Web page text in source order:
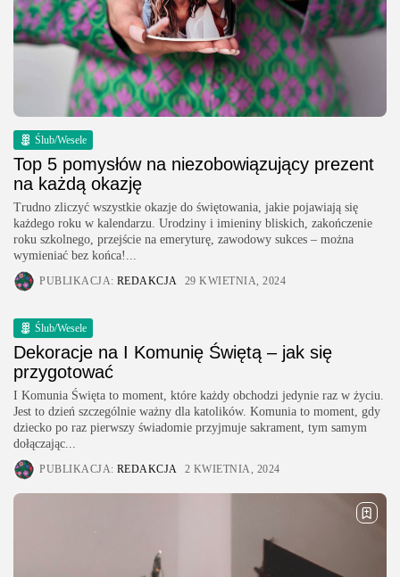
Ślub/Wesele
Top 5 pomysłów na niezobowiązujący prezent
na każdą okazję
Trudno zliczyć wszystkie okazje do świętowania, jakie pojawiają się
każdego roku w kalendarzu. Urodziny i imieniny bliskich, zakończenie
roku szkolnego, przejście na emeryturę, zawodowy sukces – można
wymieniać bez końca!...
PUBLIKACJA: REDAKCJA 29 KWIETNIA, 2024
Ślub/Wesele
Dekoracje na I Komunię Świętą – jak się
przygotować
I Komunia Święta to moment, które każdy obchodzi jedynie raz w życiu.
Jest to dzień szczególnie ważny dla katolików. Komunia to moment, gdy
dziecko po raz pierwszy świadomie przyjmuje sakrament, tym samym
dołączając...
PUBLIKACJA: REDAKCJA 2 KWIETNIA, 2024